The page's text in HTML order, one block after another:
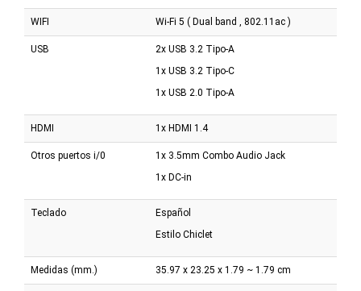
WIFI Wi-Fi 5 ( Dual band , 802.11ac )
USB
2x USB 3.2 Tipo-A
1x USB 3.2 Tipo-C
1x USB 2.0 Tipo-A
HDMI 1x HDMI 1.4
Otros puertos i/0
1x 3.5mm Combo Audio Jack
1x DC-in
Teclado
Español
Estilo Chiclet
Medidas (mm.) 35.97 x 23.25 x 1.79 ~ 1.79 cm